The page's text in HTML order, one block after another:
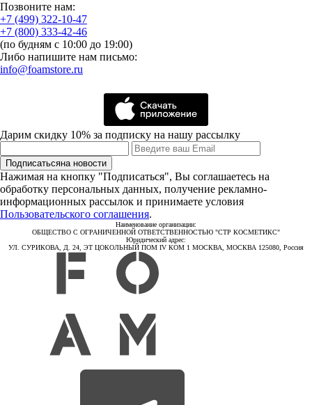
Позвоните нам:
+7 (499) 322-10-47
+7 (800) 333-42-46
(по будням с 10:00 до 19:00)
Либо напишите нам письмо:
info@foamstore.ru
Дарим скидку 10% за подписку на нашу рассылку
Подписатьсяна новости
Нажимая на кнопку "Подписаться", Вы соглашаетесь на
обработку персональных данных, получение рекламно-
информационных рассылок и принимаете условия
Пользовательского соглашения.
Наименование организации:
ОБЩЕСТВО С ОГРАНИЧЕННОЙ ОТВЕТСТВЕННОСТЬЮ "СТР КОСМЕТИКС"
Юридический адрес:
УЛ. СУРИКОВА, Д. 24, ЭТ ЦОКОЛЬНЫЙ ПОМ IV КОМ 1 МОСКВА, МОСКВА 125080, Россия